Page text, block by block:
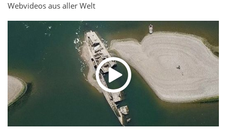
Webvideos aus aller Welt